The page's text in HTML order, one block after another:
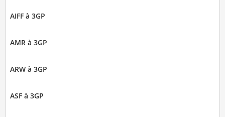
AIFF à 3GP
AMR à 3GP
ARW à 3GP
ASF à 3GP